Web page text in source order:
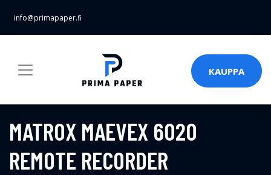
info@primapaper.fi
KAUPPA
MATROX MAEVEX 6020
REMOTE RECORDER